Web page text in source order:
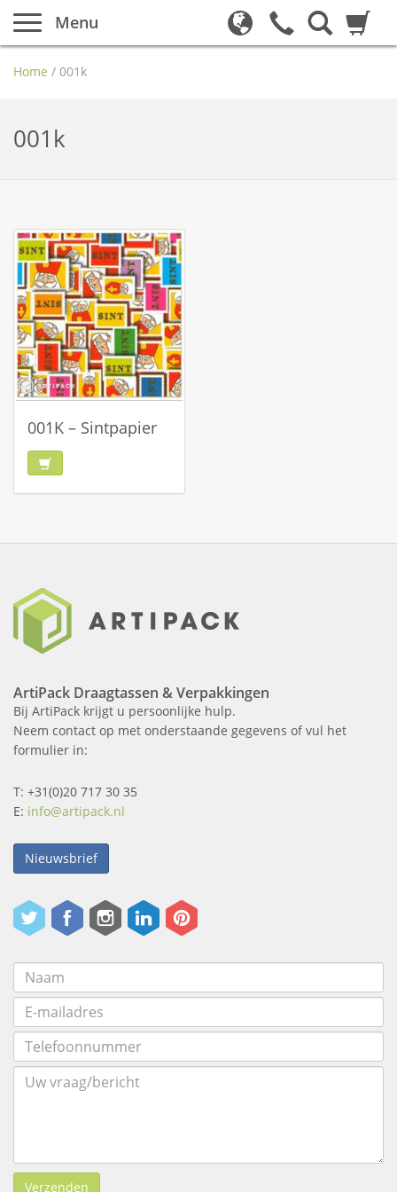
Menu
Home / 001k
001k
001K – Sintpapier
ArtiPack Draagtassen & Verpakkingen
Bij ArtiPack krijgt u persoonlijke hulp.
Neem contact op met onderstaande gegevens of vul het
formulier in:
T: +31(0)20 717 30 35
E: info@artipack.nl
Nieuwsbrief
Verzenden